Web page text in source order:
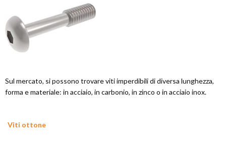
Sul mercato, si possono trovare viti imperdibili di diversa lunghezza,
forma e materiale: in acciaio, in carbonio, in zinco o in acciaio inox.
Viti ottone